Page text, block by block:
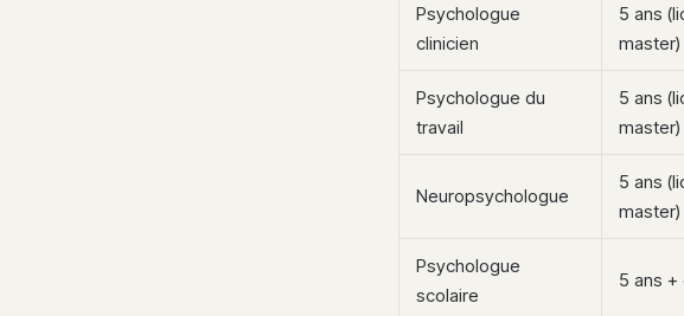
Psychologue
clinicien
5 ans
master)
Psychologue du
travail
5 ans
master)
Neuropsychologue
5 ans
master)
Psychologue
scolaire
5 ans +